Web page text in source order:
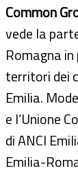
Common
vede la
Romagna
territori dei
Emilia.
e l’Unione
di ANCI
Emilia-